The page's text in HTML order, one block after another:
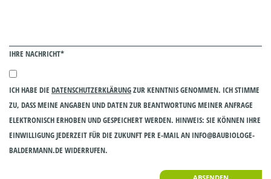
IHRE NACHRICHT*
ICH HABE DIE DATENSCHUTZERKLÄRUNGZUR KENNTNIS GENOMMEN. ICH STIMME
ZU, DASS MEINE ANGABEN UND DATEN ZUR BEANTWORTUNG MEINER ANFRAGE
ELEKTRONISCH ERHOBEN UND GESPEICHERT WERDEN. HINWEIS: SIE KÖNNEN IHRE
EINWILLIGUNG JEDERZEIT FÜR DIE ZUKUNFT PER E-MAIL AN INFO@BAUBIOLOGE-
BALDERMANN.DE WIDERRUFEN.